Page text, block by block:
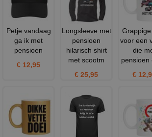
Petje vandaag
ga ik met
pensioen
€ 12,95
Longsleeve met
pensioen
hilarisch shirt
met scootm
€ 25,95
voor een
die
pensioen
€